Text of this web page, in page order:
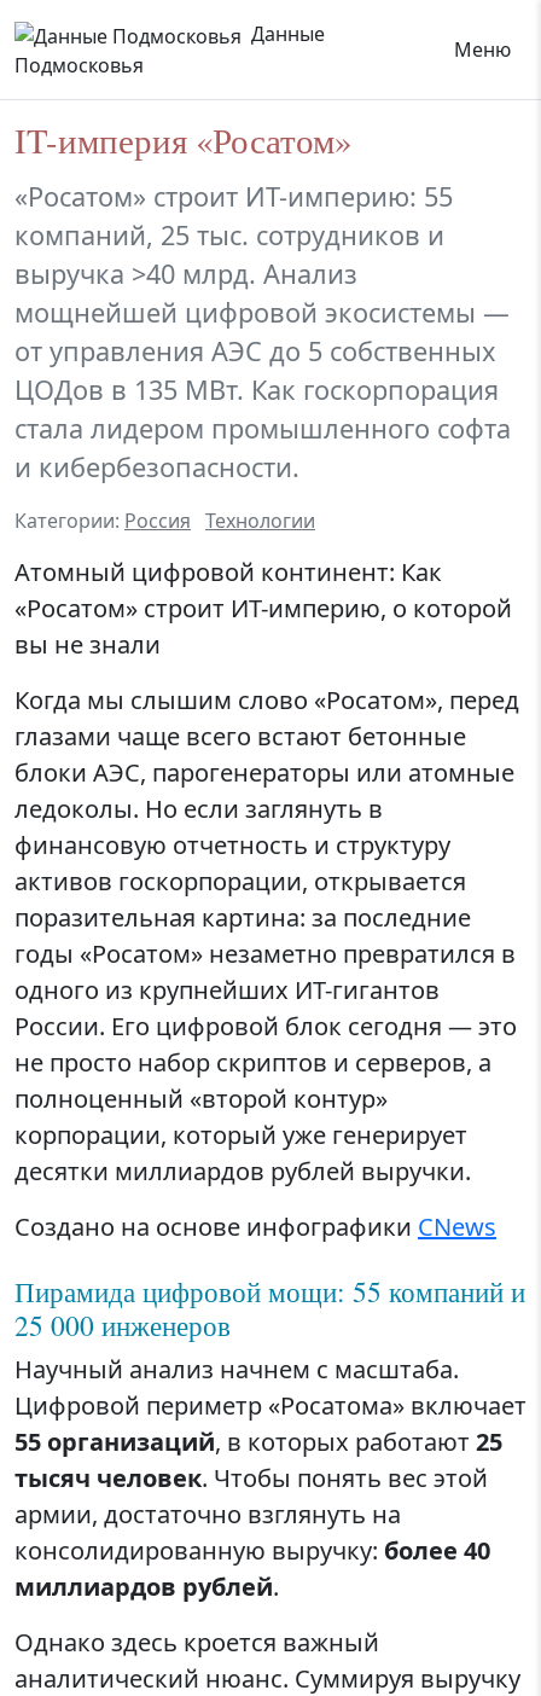
Данные
Подмосковья
Меню
IT-империя «Росатом»
«Росатом» строит ИТ-империю: 55
компаний, 25 тыс. сотрудников и
выручка >40 млрд. Анализ
мощнейшей цифровой экосистемы —
от управления АЭС до 5 собственных
ЦОДов в 135 МВт. Как госкорпорация
стала лидером промышленного софта
и кибербезопасности.
Категории: Россия Технологии
Атомный цифровой континент: Как
«Росатом» строит ИТ-империю, о которой
вы не знали
Когда мы слышим слово «Росатом», перед
глазами чаще всего встают бетонные
блоки АЭС, парогенераторы или атомные
ледоколы. Но если заглянуть в
финансовую отчетность и структуру
активов госкорпорации, открывается
поразительная картина: за последние
годы «Росатом» незаметно превратился в
одного из крупнейших ИТ-гигантов
России. Его цифровой блок сегодня — это
не просто набор скриптов и серверов, а
полноценный «второй контур»
корпорации, который уже генерирует
десятки миллиардов рублей выручки.
Создано на основе инфографики CNews
Пирамида цифровой мощи: 55 компаний и
25 000 инженеров
Научный анализ начнем с масштаба.
Цифровой периметр «Росатома» включает
55 организаций, в которых работают 25
тысяч человек. Чтобы понять вес этой
армии, достаточно взглянуть на
консолидированную выручку: более 40
миллиардов рублей.
Однако здесь кроется важный
аналитический нюанс. Суммируя выручку